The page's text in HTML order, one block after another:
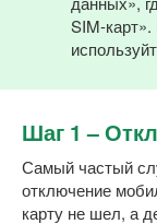
SIM-
Шаг 1 –
Самый частый
отключение
карту не шел, а